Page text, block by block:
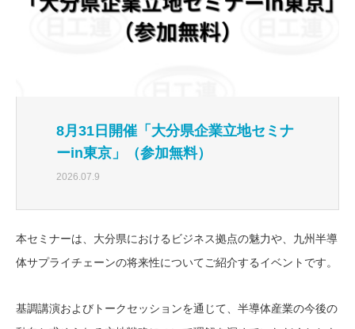
8月31日開催「大分県企業立地セミナ
ーin東京」（参加無料）
2026.07.9
本セミナーは、大分県におけるビジネス拠点の魅力や、九州半導
体サプライチェーンの将来性についてご紹介するイベントです。
基調講演およびトークセッションを通じて、半導体産業の今後の